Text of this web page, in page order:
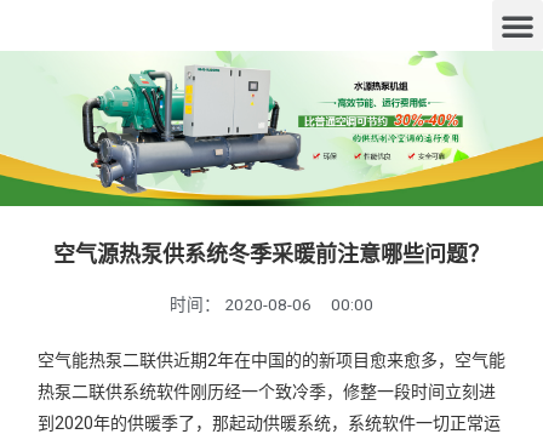
空气源热泵供系统冬季采暖前注意哪些问题？
时间： 2020-08-06 00:00
空气能热泵二联供近期2年在中国的的新项目愈来愈多，空气能
热泵二联供系统软件刚历经一个致冷季，修整一段时间立刻进
到2020年的供暖季了，那起动供暖系统，系统软件一切正常运